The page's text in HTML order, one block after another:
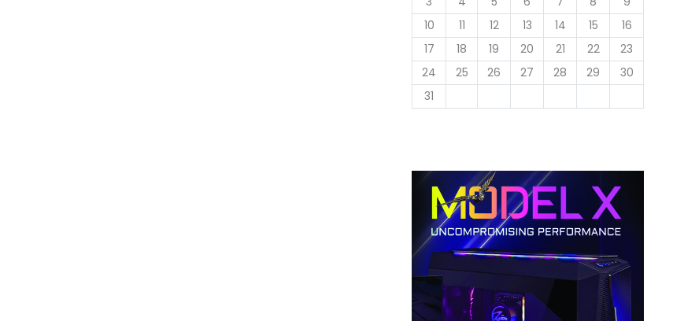
10
11 12 13 14 15
16
17
18 19 20 21 22
23
24
25 26 27 28 29
30
31